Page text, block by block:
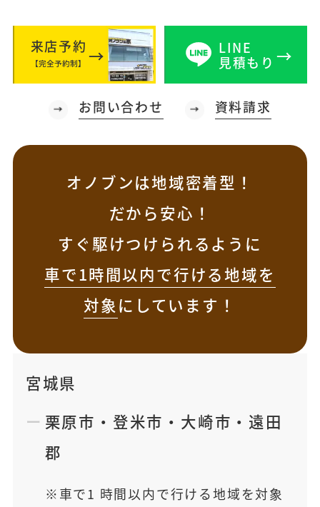
来店予約
【完全予約制】
LINE
見積もり
お問い合わせ 資料請求
オノブンは地域密着型！
だから安心！
すぐ駆けつけられるように
車で1時間以内で行ける地域を
対象にしています！
宮城県
栗原市 ・ 登米市 ・ 大崎市 ・ 遠田
郡
車で1 時間以内で行ける地域を対象